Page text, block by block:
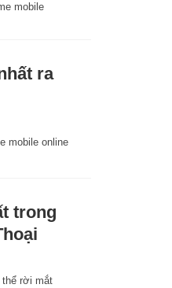
mobile
ra
mobile online
trong
thể rời mắt